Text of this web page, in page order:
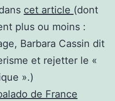
cet article (dont
plus ou moins :
Barbara Cassin dit
et rejetter le «
».)
de France